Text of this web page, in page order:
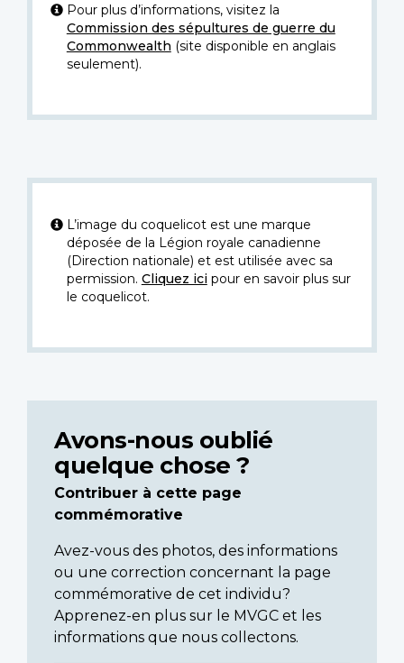
Pour plus d’informations, visitez la
Commission des sépultures de guerre du
Commonwealth (site disponible en anglais
seulement).
L’image du coquelicot est une marque
déposée de la Légion royale canadienne
(Direction nationale) et est utilisée avec sa
permission. Cliquez icipour en savoir plus sur
le coquelicot.
Avons-nous oublié
quelque chose ?
Contribuer à cette page
commémorative
Avez-vous des photos, des informations
ou une correction concernant la page
commémorative de cet individu?
Apprenez-en plus sur le MVGC et les
informations que nous collectons.